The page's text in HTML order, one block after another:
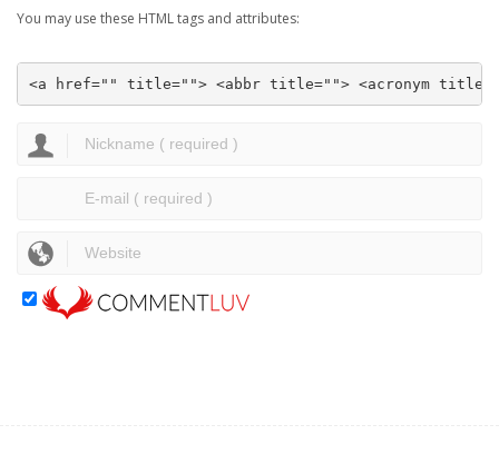
You may use these HTML tags and attributes:
<a href="" title=""> <abbr title=""> <acronym